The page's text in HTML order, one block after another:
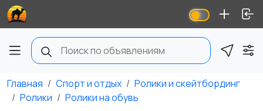
Главная Спорт и отдых
Ролики и скейтбординг
Ролики
Ролики на обувь